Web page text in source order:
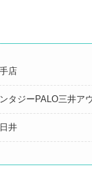
店
タジーPALO三井ア
井